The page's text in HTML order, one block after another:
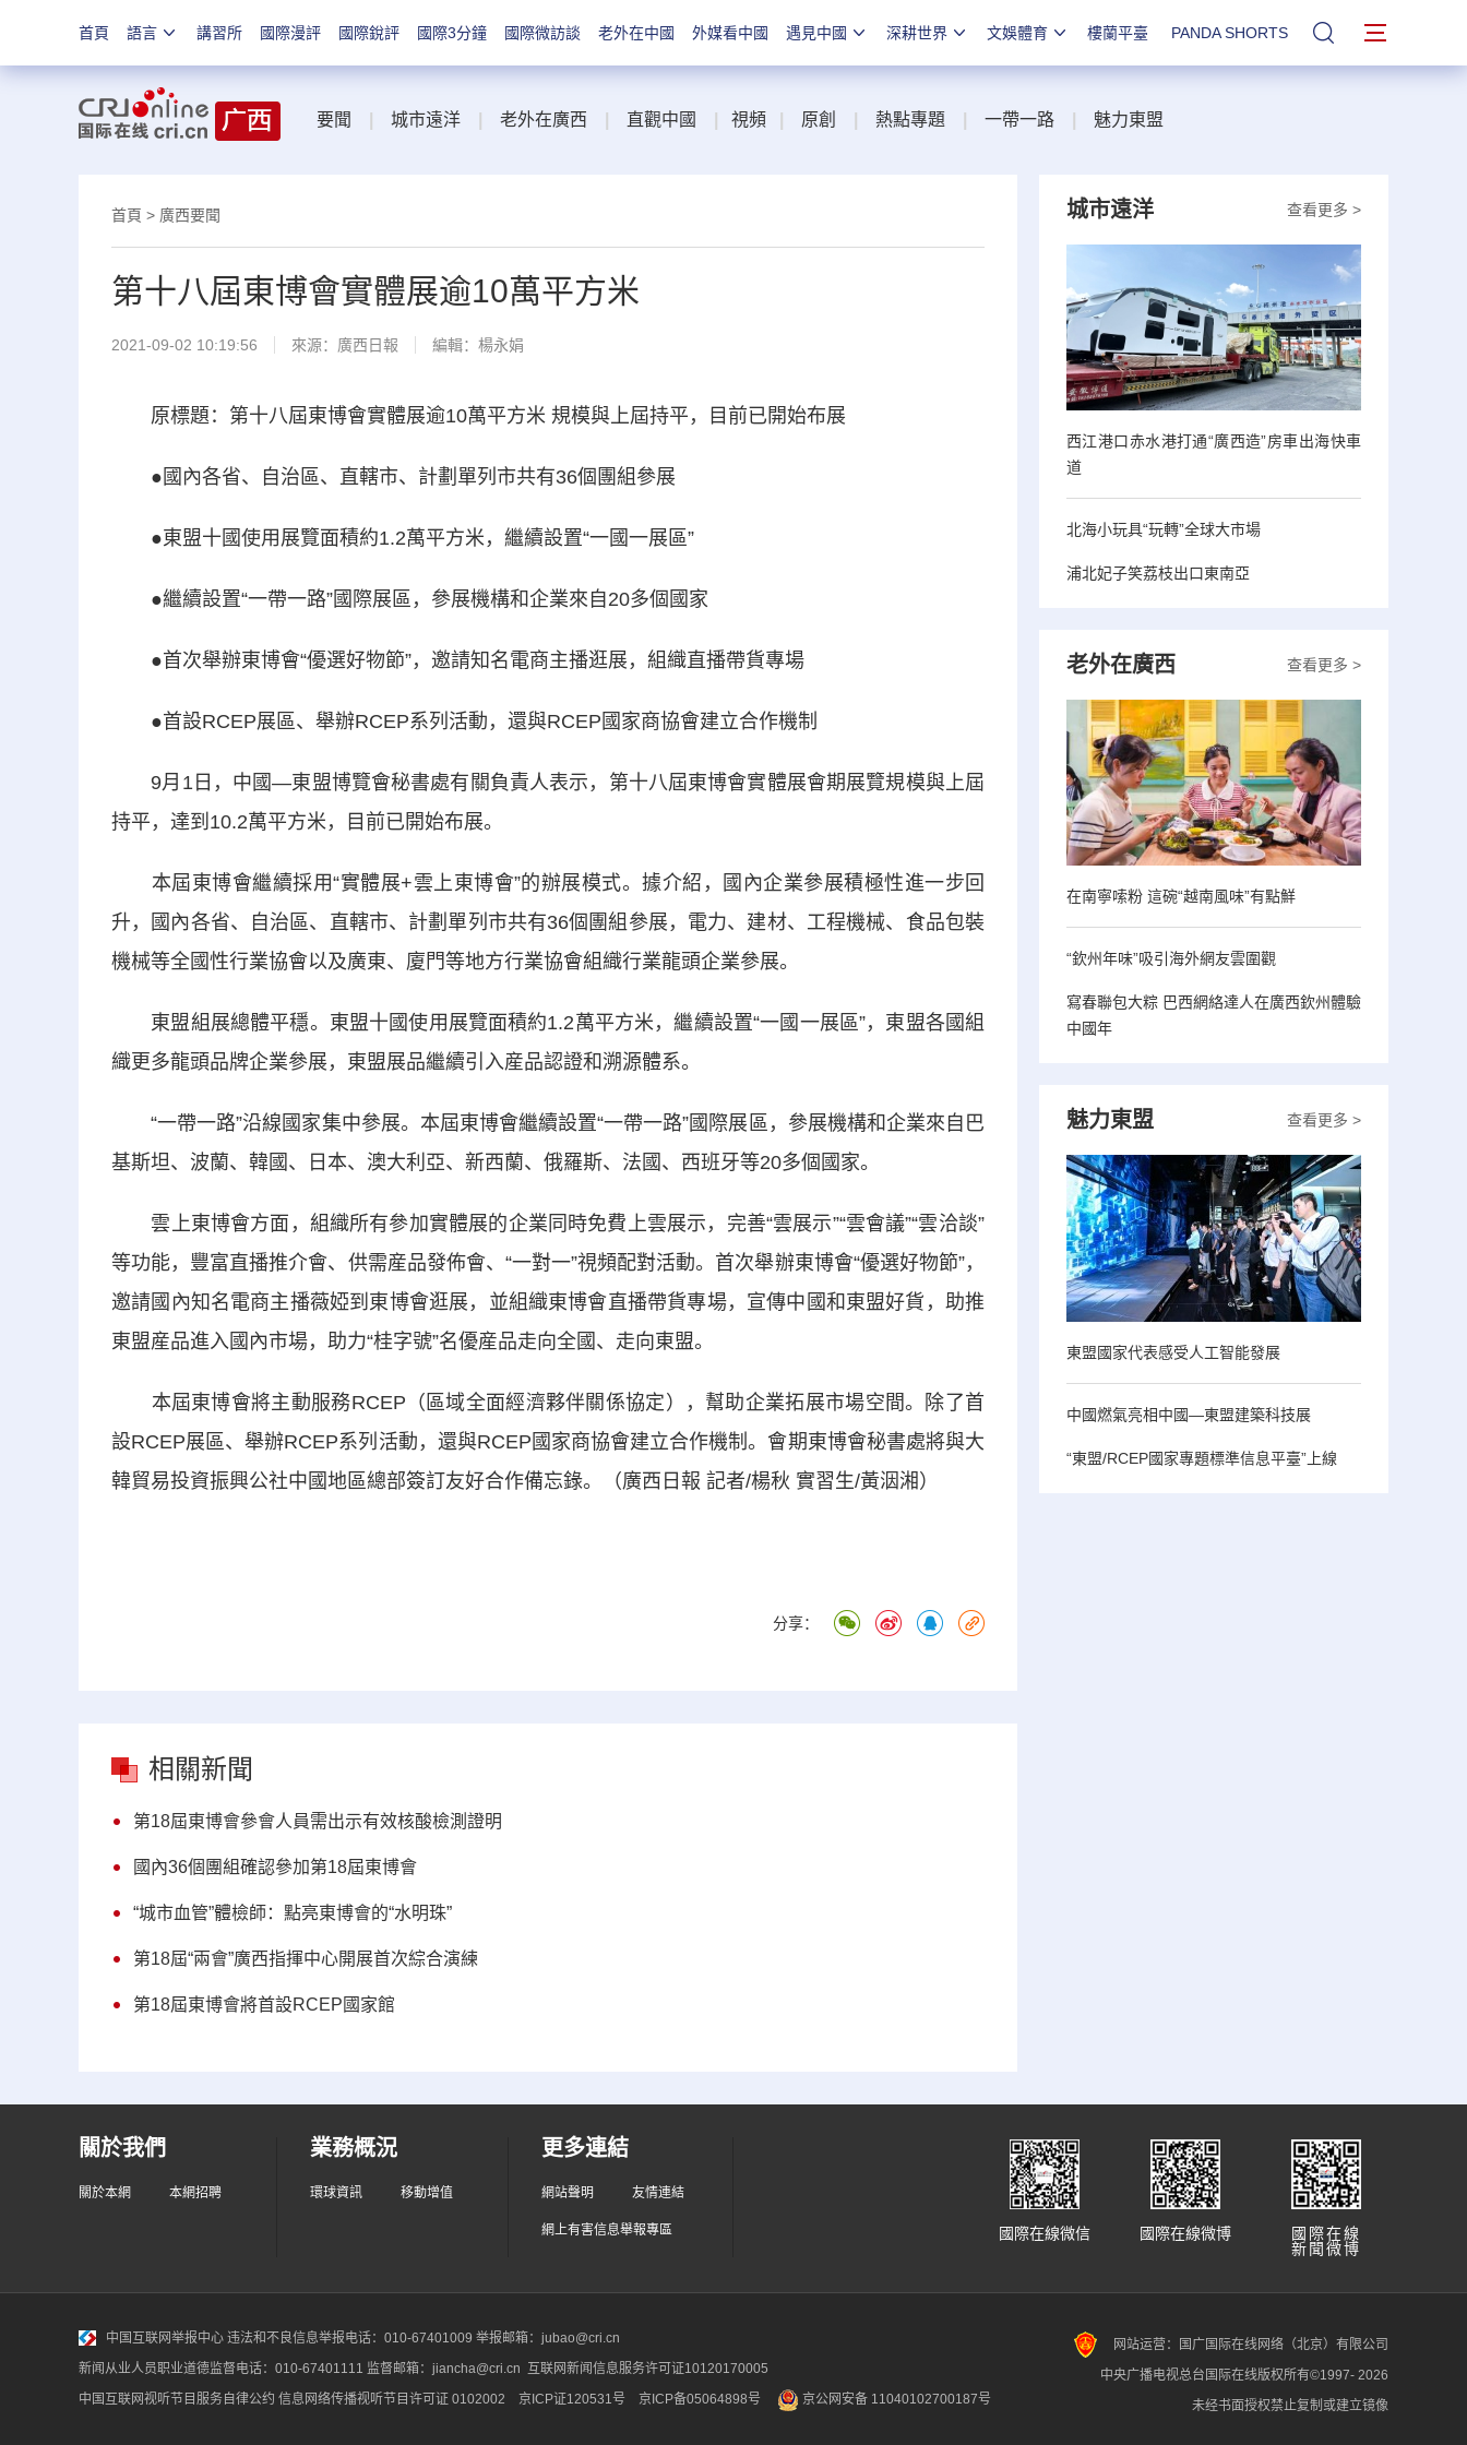
首頁 語言 講習所 國際漫評 國際銳評 國際3分鐘 國際微訪談 老外在中國 外媒看中國 遇見中國 深耕世界 文娛體育 樓蘭平臺 PANDA SHORTS 站內搜索
要聞 城市遠洋 老外在廣西 直觀中國 視頻 原創 熱點專題 一帶一路 魅力東盟
首頁 > 廣西要聞
第十八屆東博會實體展逾10萬平方米
2021-09-02 10:19:56 來源： 廣西日報 編輯：楊永娟
原標題：第十八屆東博會實體展逾10萬平方米 規模與上屆持平，目前已開始布展
●國內各省、自治區、直轄市、計劃單列市共有36個團組參展
●東盟十國使用展覽面積約1.2萬平方米，繼續設置“一國一展區”
●繼續設置“一帶一路”國際展區，參展機構和企業來自20多個國家
●首次舉辦東博會“優選好物節”，邀請知名電商主播逛展，組織直播帶貨專場
●首設RCEP展區、舉辦RCEP系列活動，還與RCEP國家商協會建立合作機制
9月1日，中國—東盟博覽會秘書處有關負責人表示，第十八屆東博會實體展會期展覽規模與上屆
持平，達到10.2萬平方米，目前已開始布展。
本屆東博會繼續採用“實體展+雲上東博會”的辦展模式。據介紹，國內企業參展積極性進一步回
升，國內各省、自治區、直轄市、計劃單列市共有36個團組參展，電力、建材、工程機械、食品包裝
機械等全國性行業協會以及廣東、廈門等地方行業協會組織行業龍頭企業參展。
東盟組展總體平穩。東盟十國使用展覽面積約1.2萬平方米，繼續設置“一國一展區”，東盟各國組
織更多龍頭品牌企業參展，東盟展品繼續引入産品認證和溯源體系。
“一帶一路”沿線國家集中參展。本屆東博會繼續設置“一帶一路”國際展區，參展機構和企業來自巴
基斯坦、波蘭、韓國、日本、澳大利亞、新西蘭、俄羅斯、法國、西班牙等20多個國家。
雲上東博會方面，組織所有參加實體展的企業同時免費上雲展示，完善“雲展示”“雲會議”“雲洽談”
等功能，豐富直播推介會、供需産品發佈會、“一對一”視頻配對活動。首次舉辦東博會“優選好物節”，
邀請國內知名電商主播薇婭到東博會逛展，並組織東博會直播帶貨專場，宣傳中國和東盟好貨，助推
東盟産品進入國內市場，助力“桂字號”名優産品走向全國、走向東盟。
本屆東博會將主動服務RCEP（區域全面經濟夥伴關係協定），幫助企業拓展市場空間。除了首
設RCEP展區、舉辦RCEP系列活動，還與RCEP國家商協會建立合作機制。會期東博會秘書處將與大
韓貿易投資振興公社中國地區總部簽訂友好合作備忘錄。（廣西日報 記者/楊秋 實習生/黃洇湘）
分享：
相關新聞
第18屆東博會參會人員需出示有效核酸檢測證明
國內36個團組確認參加第18屆東博會
“城市血管”體檢師：點亮東博會的“水明珠”
第18屆“兩會”廣西指揮中心開展首次綜合演練
第18屆東博會將首設RCEP國家館
查看更多 >
城市遠洋
西江港口赤水港打通“廣西造”房車出海快車
道
北海小玩具“玩轉”全球大市場
浦北妃子笑荔枝出口東南亞
查看更多 >
老外在廣西
在南寧嗦粉 這碗“越南風味”有點鮮
“欽州年味”吸引海外網友雲圍觀
寫春聯包大粽 巴西網絡達人在廣西欽州體驗
中國年
查看更多 >
魅力東盟
東盟國家代表感受人工智能發展
中國燃氣亮相中國—東盟建築科技展
“東盟/RCEP國家專題標準信息平臺”上線
關於我們
關於本網 本網招聘
業務概況
環球資訊 移動增值
更多連結
網站聲明 友情連結
網上有害信息舉報專區
國際在線
新聞微博
國際在線微博
國際在線微信
中国互联网举报中心 违法和不良信息举报电话：010-67401009 举报邮箱：jubao@cri.cn
新闻从业人员职业道德监督电话：010-67401111 监督邮箱：jiancha@cri.cn 互联网新闻信息服务许可证10120170005
中国互联网视听节目服务自律公约 信息网络传播视听节目许可证 0102002 京ICP证120531号 京ICP备05064898号 京公网安备 11040102700187号
网站运营：国广国际在线网络（北京）有限公司
中央广播电视总台国际在线版权所有©1997- 2026
未经书面授权禁止复制或建立镜像